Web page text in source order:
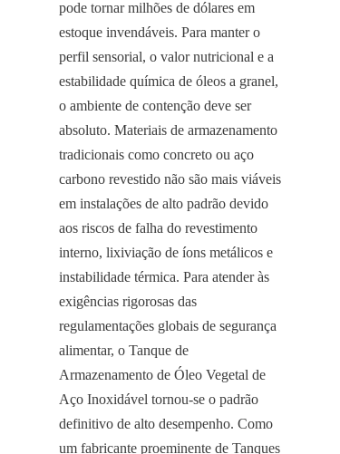
pode tornar milhões de dólares em
estoque invendáveis. Para manter o
perfil sensorial, o valor nutricional e a
estabilidade química de óleos a granel,
o ambiente de contenção deve ser
absoluto. Materiais de armazenamento
tradicionais como concreto ou aço
carbono revestido não são mais viáveis
em instalações de alto padrão devido
aos riscos de falha do revestimento
interno, lixiviação de íons metálicos e
instabilidade térmica. Para atender às
exigências rigorosas das
regulamentações globais de segurança
alimentar, o Tanque de
Armazenamento de Óleo Vegetal de
Aço Inoxidável tornou-se o padrão
definitivo de alto desempenho. Como
um fabricante proeminente de Tanques